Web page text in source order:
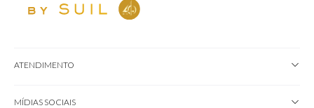
ATENDIMENTO
MÍDIAS SOCIAIS